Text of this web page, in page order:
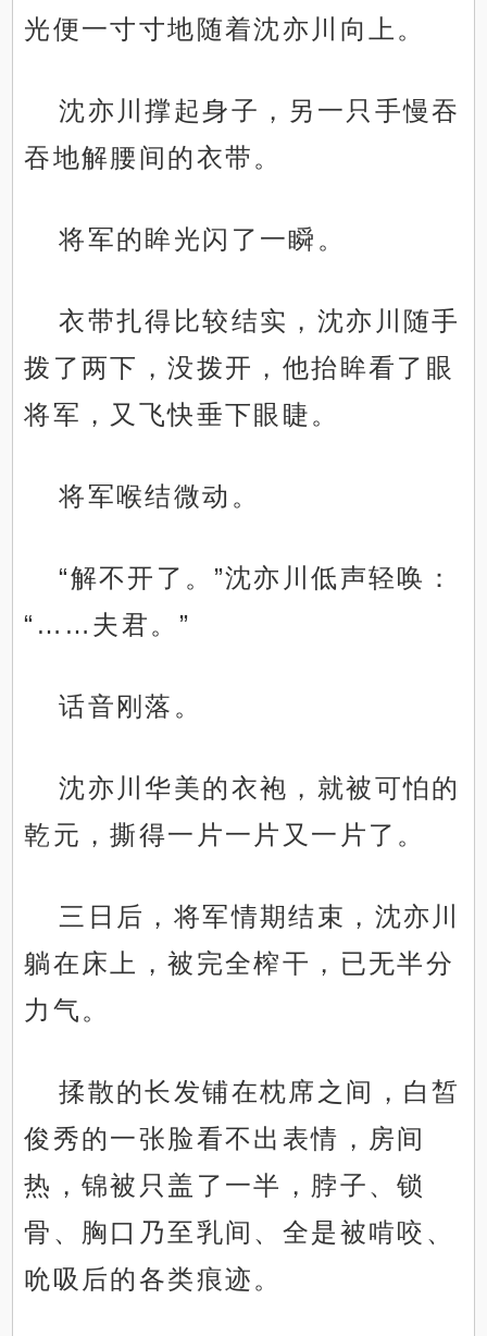
光便一寸寸地随着沈亦川向上。
沈亦川撑起身子，另一只手慢吞
吞地解腰间的衣带。
将军的眸光闪了一瞬。
衣带扎得比较结实，沈亦川随手
拨了两下，没拨开，他抬眸看了眼
将军，又飞快垂下眼睫。
将军喉结微动。
“解不开了。”沈亦川低声轻唤：
“……夫君。”
话音刚落。
沈亦川华美的衣袍，就被可怕的
乾元，撕得一片一片又一片了。
三日后，将军情期结束，沈亦川
躺在床上，被完全榨干，已无半分
力气。
揉散的长发铺在枕席之间，白皙
俊秀的一张脸看不出表情，房间
热，锦被只盖了一半，脖子、锁
骨、胸口乃至乳间、全是被啃咬、
吮吸后的各类痕迹。